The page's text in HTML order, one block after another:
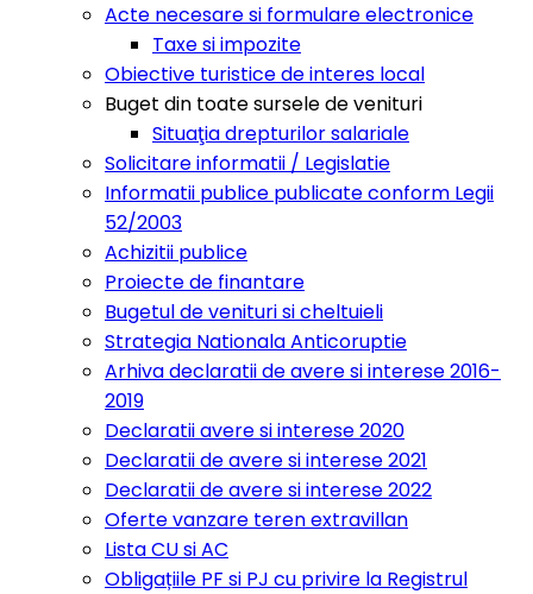
Acte necesare si formulare electronice
Taxe si impozite
Obiective turistice de interes local
Buget din toate sursele de venituri
Situaţia drepturilor salariale
Solicitare informatii / Legislatie
Informatii publice publicate conform Legii
52/2003
Achizitii publice
Proiecte de finantare
Bugetul de venituri si cheltuieli
Strategia Nationala Anticoruptie
Arhiva declaratii de avere si interese 2016-
2019
Declaratii avere si interese 2020
Declaratii de avere si interese 2021
Declaratii de avere si interese 2022
Oferte vanzare teren extravillan
Lista CU si AC
Obligațiile PF si PJ cu privire la Registrul